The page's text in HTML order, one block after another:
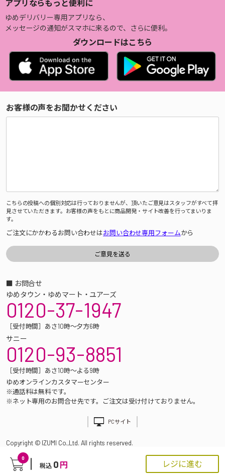
0
税込 0 円 レジに進む
アプリならもっと便利に
ゆめデリバリー専用アプリなら、
メッセージの通知がスマホに来るので、さらに便利。
ダウンロードはこちら
お客様の声をお聞かせください
こちらの投稿への個別対応は行っておりませんが、頂いたご意見はスタッフがすべて拝
見させていただきます。お客様の声をもとに商品開発・サイト改善を行ってまいりま
す。
ご注文にかかわるお問い合わせはお問い合わせ専用フォームから
■ お問合せ
ゆめタウン・ゆめマート・ユアーズ
0120-37-1947
［受付時間］あさ10時～夕方6時
サニー
0120-93-8851
［受付時間］あさ10時～よる9時
ゆめオンラインカスタマーセンター
※通話料は無料です。
※ネット専用のお問合せ先です。ご注文は受け付けておりません。
PCサイト
Copyright © IZUMI Co.,Ltd. All rights reserved.